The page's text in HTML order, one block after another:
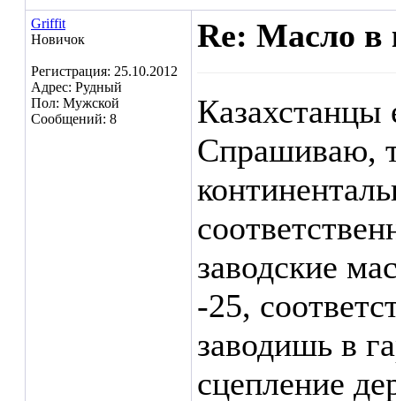
Griffit
Новичок
Регистрация: 25.10.2012
Адрес: Рудный
Пол: Мужской
Сообщений: 8
Re: Масло в
Казахстанцы
Спрашиваю,
заводские
-25,
заводишь в
сцепление